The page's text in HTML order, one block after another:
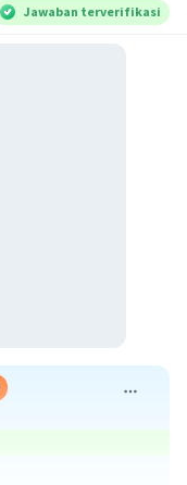
Jawaban terverifikasi